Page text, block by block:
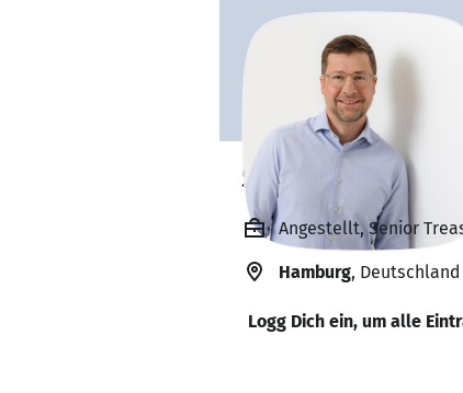
Simon Rosenthal
Angestellt, Senior
Hamburg, Deutschland
Logg Dich ein, um alle